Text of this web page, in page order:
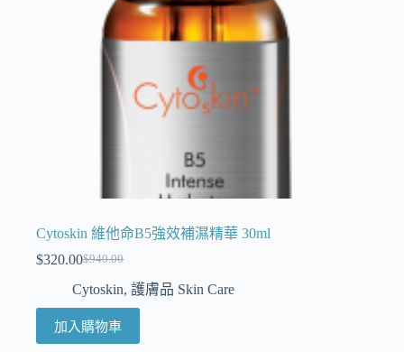
Cytoskin 維他命B5強效補濕精華 30ml
$940.00
$320.00
Cytoskin, 護膚品 Skin Care
加入購物車